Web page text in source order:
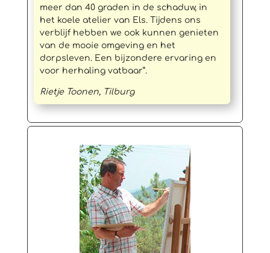
meer dan 40 graden in de schaduw, in
het koele atelier van Els. Tijdens ons
verblijf hebben we ook kunnen genieten
van de mooie omgeving en het
dorpsleven. Een bijzondere ervaring en
voor herhaling vatbaar”.
Rietje Toonen, Tilburg